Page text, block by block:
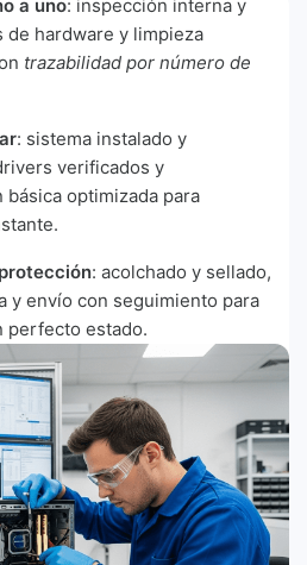
a uno: inspección interna y
de hardware y limpieza
trazabilidad por número de
: sistema instalado y
verificados y
optimizada para
: acolchado y sellado,
y envío con seguimiento para
perfecto estado.